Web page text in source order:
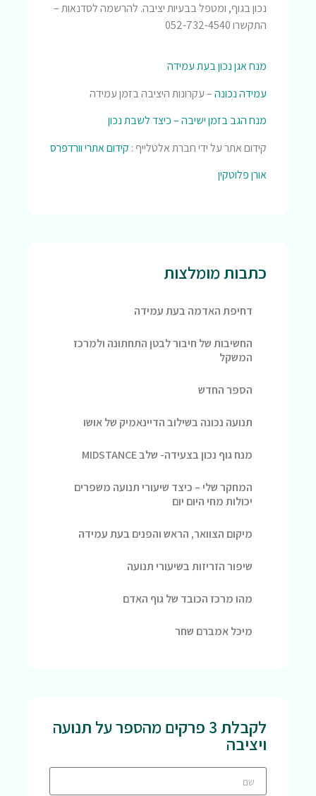
נכון בגוף, ומטפל בבעיות יציבה. להרשמה לסדנאות –
התקשרו 052-732-4540
מנח אגן נכון בעת עמידה
עמידה נכונה– עקרונות היציבה בזמן עמידה
מנח הגב בזמן ישיבה – כיצד לשבת נכון
קידום אתר על ידי חברת אלטלייף : קידום אתרי וורדפרס
אורן פלוטקין
כתבות מומלצות
דחיפת האדמה בעת עמידה
החשיבות של חיבור לבטן התחתונה ולמרכז
המשקל
הספר החדש
תנועה נכונה בשילוב הדיינאמיק של אושו
מנח גוף נכון בצעידה- שלב MIDSTANCE
המחקר שלי – כיצד שיעורי תנועה משפרים
יכולות מחי היום יום
מיקום הצוואר, הראש והפנים בעת עמידה
שיפור הזריזות בשיעורי תנועה
מהו מרכז הכובד של גוף האדם
מיכל אמברם שחר
לקבלת 3 פרקים מהספר על תנועה
ויציבה